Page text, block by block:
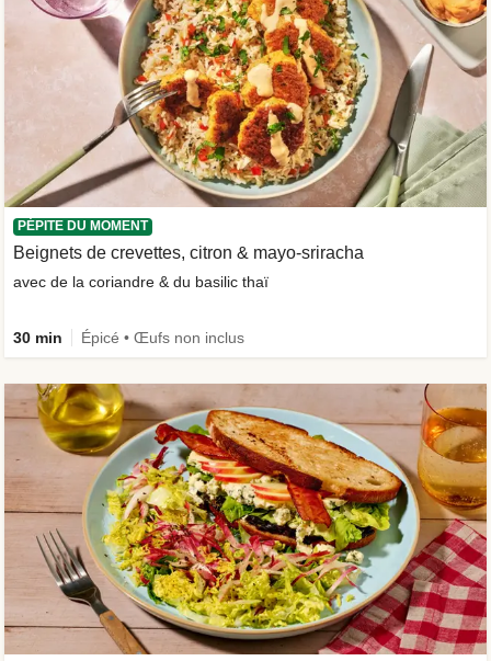
PÉPITE DU MOMENT
Beignets de crevettes, citron & mayo-sriracha
avec de la coriandre & du basilic thaï
30 min Épicé • Œufs non inclus